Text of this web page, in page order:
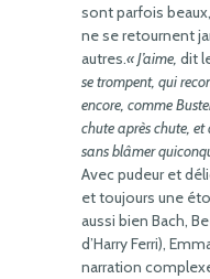
sont parfois
ne se retournent
autres.« J’aime, dit
se trompent, qui
encore, comme
chute après chute, et
sans blâmer
Avec pudeur et
et toujours une
aussi bien Bach,
d’Harry Ferri),
narration